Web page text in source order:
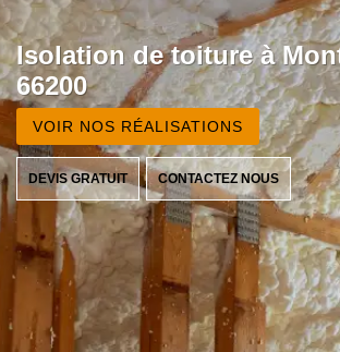
Isolation de toiture à
66200
VOIR NOS RÉALISATIONS
DEVIS GRATUIT CONTACTEZ NOUS